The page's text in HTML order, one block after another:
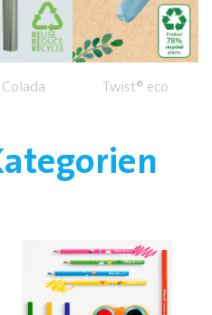
Colada Twist® eco